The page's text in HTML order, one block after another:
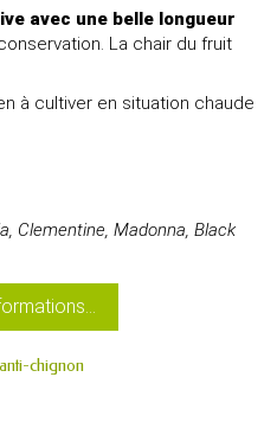
avec une belle longueur
La chair du fruit
à cultiver en situation chaude
Clementine, Madonna, Black
chignon